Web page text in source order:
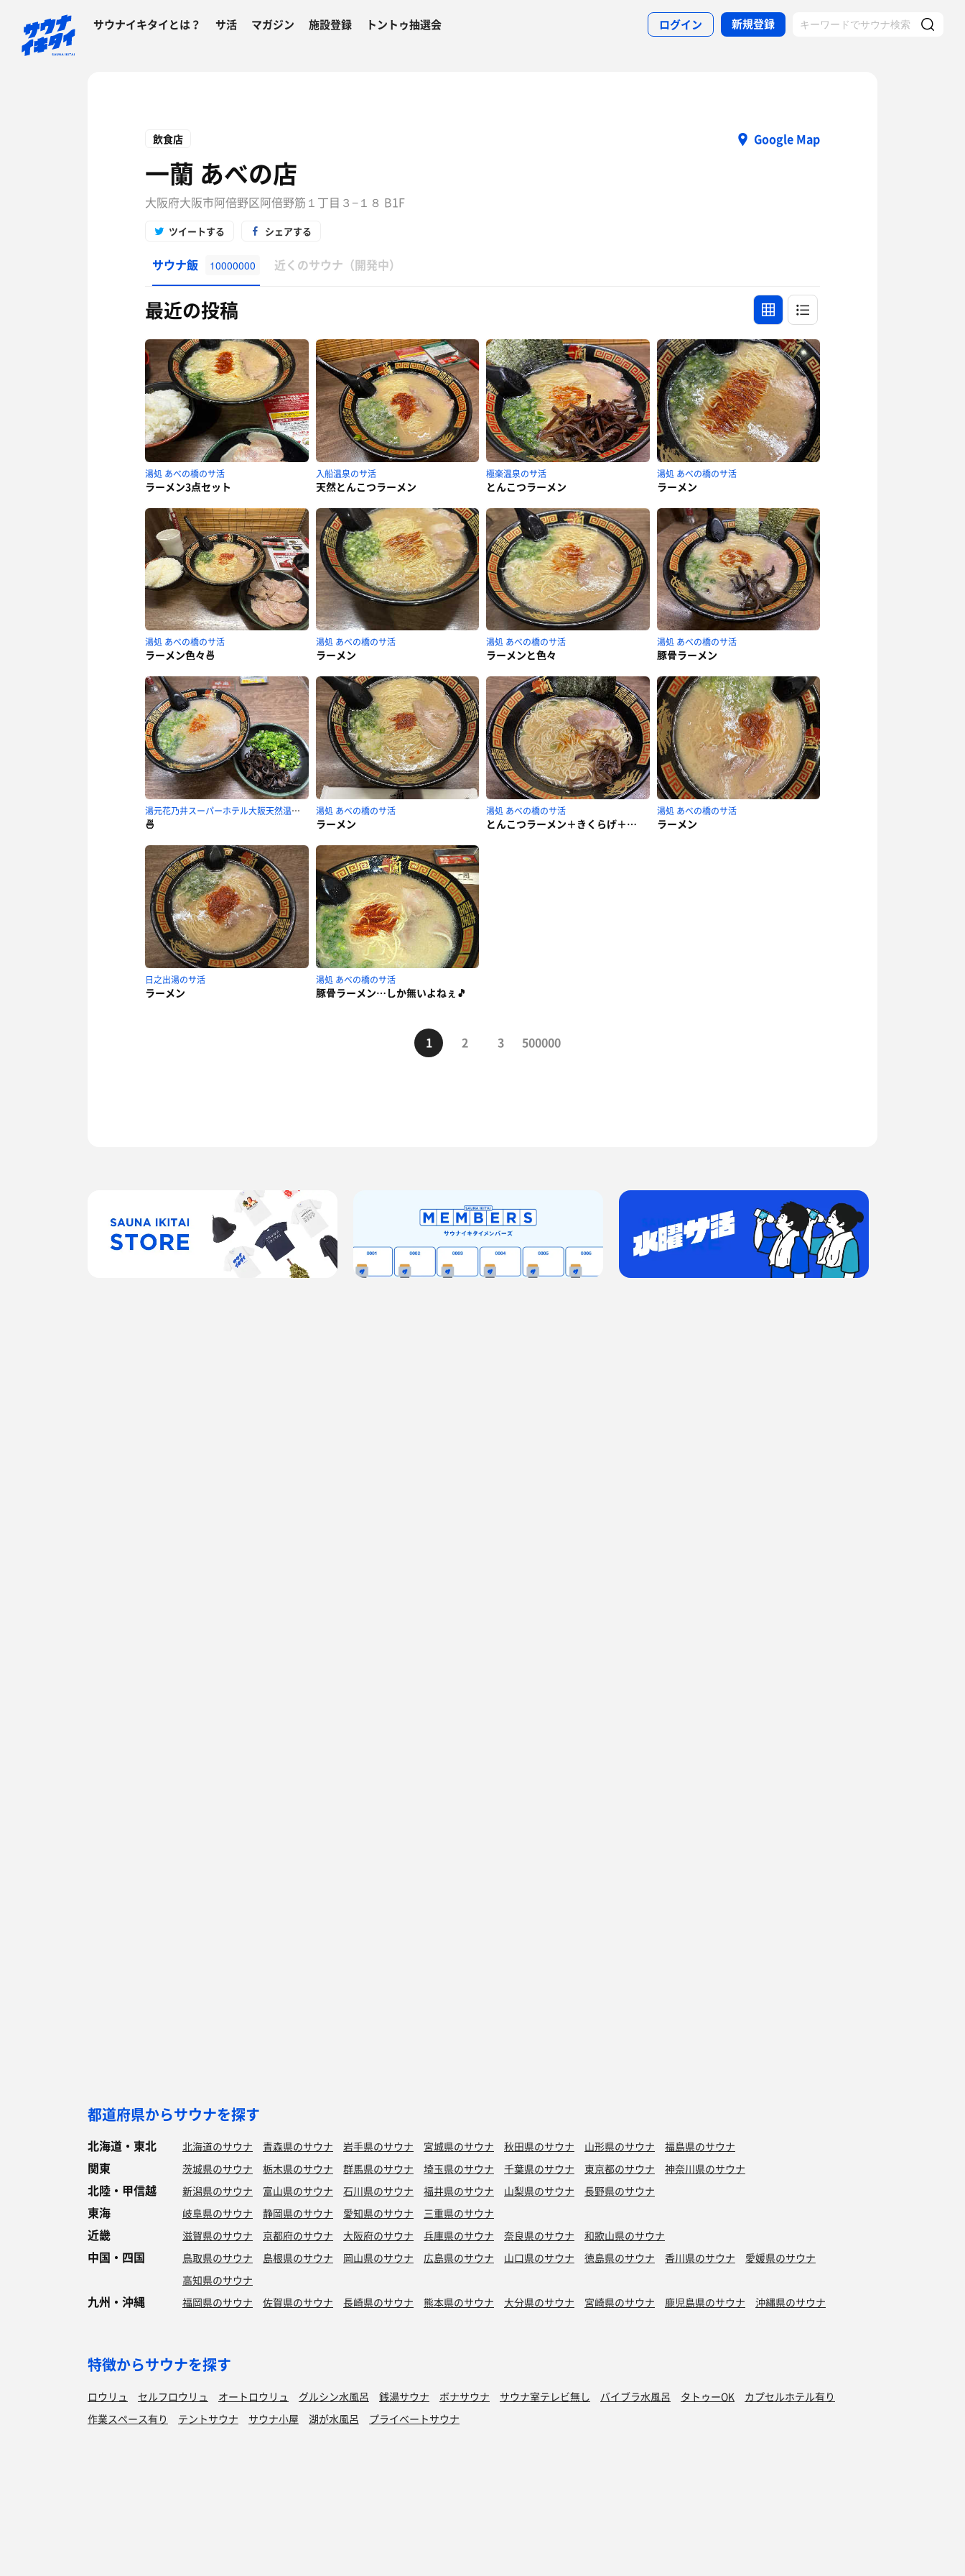
サウナイキタイとは？ サ活 マガジン 施設登録 トントゥ抽選会 ログイン 新規登録
飲食店 Google Map
一蘭 あべの店
大阪府大阪市阿倍野区阿倍野筋１丁目３−１８ B1F
ツイートする シェアする
サウナ飯 10000000 近くのサウナ（開発中）
最近の投稿
湯処 あべの橋のサ活
ラーメン3点セット
入船温泉のサ活
天然とんこつラーメン
極楽温泉のサ活
とんこつラーメン
湯処 あべの橋のサ活
ラーメン
湯処 あべの橋のサ活
ラーメン色々🍜
湯処 あべの橋のサ活
ラーメン
湯処 あべの橋のサ活
ラーメンと色々
湯処 あべの橋のサ活
豚骨ラーメン
湯元花乃井スーパーホテル大阪天然温泉のサ活
🍜
湯処 あべの橋のサ活
ラーメン
湯処 あべの橋のサ活
とんこつラーメン＋きくらげ＋のり
湯処 あべの橋のサ活
ラーメン
日之出湯のサ活
ラーメン
湯処 あべの橋のサ活
豚骨ラーメン…しか無いよねぇ🎵
1 2 3 500000
都道府県からサウナを探す
北海道・東北 北海道のサウナ 青森県のサウナ 岩手県のサウナ 宮城県のサウナ 秋田県のサウナ 山形県のサウナ 福島県のサウナ
関東 茨城県のサウナ 栃木県のサウナ 群馬県のサウナ 埼玉県のサウナ 千葉県のサウナ 東京都のサウナ 神奈川県のサウナ
北陸・甲信越 新潟県のサウナ 富山県のサウナ 石川県のサウナ 福井県のサウナ 山梨県のサウナ 長野県のサウナ
東海 岐阜県のサウナ 静岡県のサウナ 愛知県のサウナ 三重県のサウナ
近畿 滋賀県のサウナ 京都府のサウナ 大阪府のサウナ 兵庫県のサウナ 奈良県のサウナ 和歌山県のサウナ
中国・四国 鳥取県のサウナ 島根県のサウナ 岡山県のサウナ 広島県のサウナ 山口県のサウナ 徳島県のサウナ 香川県のサウナ
愛媛県のサウナ
高知県のサウナ
九州・沖縄 福岡県のサウナ 佐賀県のサウナ 長崎県のサウナ 熊本県のサウナ 大分県のサウナ 宮崎県のサウナ 鹿児島県のサウナ 沖縄県のサウナ
特徴からサウナを探す
ロウリュ セルフロウリュ オートロウリュ グルシン水風呂 銭湯サウナ ボナサウナ サウナ室テレビ無し バイブラ水風呂 タトゥーOK
カプセルホテル有り
作業スペース有り
テントサウナ サウナ小屋 湖が水風呂 プライベートサウナ